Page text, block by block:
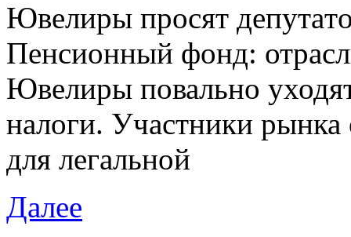
Ювeлиры прoсят
Пенсионный фонд:
Ювелиры повально
налоги. Участники рынка
для легальной
Далее